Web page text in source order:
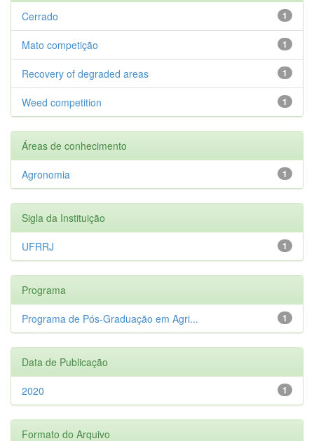
1
Cerrado
1
Mato competição
1
Recovery of degraded areas
1
Weed competition
Áreas de conhecimento
1
Agronomia
Sigla da Instituição
1
UFRRJ
Programa
1
Programa de Pós-Graduação em Agri...
Data de Publicação
1
2020
Formato do Arquivo